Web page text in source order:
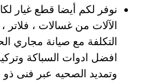
نوفر لكم أيضا قطع غيار
الآلات من غسالات ،
التكلفة مع صيانة مجاري
افضل ادوات السباكة
وتمديد الصحيه عبر فنى